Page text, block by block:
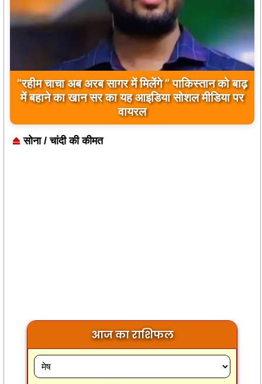
“रहीम चाचा अब अरब सागर में मिलेंगे ” पाकिस्तान को बाढ़
में बहाने का खान सर का यह आइडिया सोशल मीडिया पर
वायरल
सोना / चांदी की कीमत
आज का राशिफल